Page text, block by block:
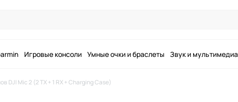
Игровые консоли Умные очки и браслеты Звук и мультимедиа
DJI Mic 2 (2 TX + 1 RX + Charging Case)